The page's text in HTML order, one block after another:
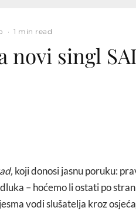
· 1 min read
novi singl
koji donosi jasnu poruku:
– hoćemo li ostati po
vodi slušatelja kroz